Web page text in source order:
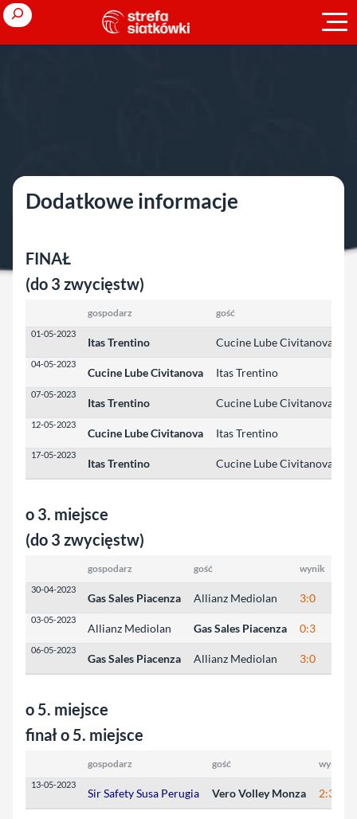
Przejdź
do
treści
Search
Dodatkowe informacje
FINAŁ
(do 3 zwycięstw)
gospodarz gość
01-05-2023
Itas Trentino Cucine Lube Civitanova
04-05-2023
Cucine Lube Civitanova Itas Trentino
07-05-2023
Itas Trentino Cucine Lube Civitanova
12-05-2023
Cucine Lube Civitanova Itas Trentino
17-05-2023
Itas Trentino Cucine Lube Civitanova
o 3. miejsce
(do 3 zwycięstw)
gospodarz gość wynik
30-04-2023
Gas Sales Piacenza Allianz Mediolan 3:0
03-05-2023
Allianz Mediolan Gas Sales Piacenza 0:3
06-05-2023
Gas Sales Piacenza Allianz Mediolan 3:0
o 5. miejsce
finał o 5. miejsce
gospodarz gość wynik
13-05-2023
Sir Safety Susa Perugia Vero Volley Monza 2:3